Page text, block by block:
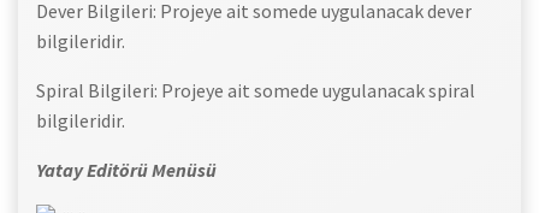
Dever Bilgileri: Projeye ait somede uygulanacak dever
bilgileridir.
Spiral Bilgileri: Projeye ait somede uygulanacak spiral
bilgileridir.
Yatay Editörü Menüsü